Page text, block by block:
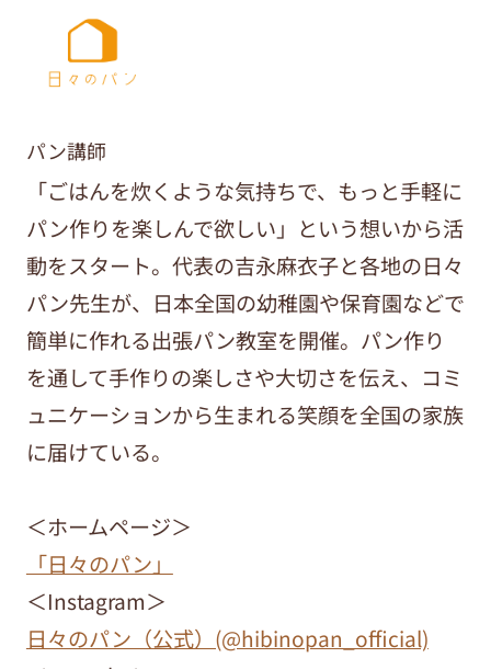
パン講師
「ごはんを炊くような気持ちで、もっと手軽に
パン作りを楽しんで欲しい」という想いから活
動をスタート。代表の吉永麻衣子と各地の日々
パン先生が、日本全国の幼稚園や保育園などで
簡単に作れる出張パン教室を開催。パン作り
を通して手作りの楽しさや大切さを伝え、コミ
ュニケーションから生まれる笑顔を全国の家族
に届けている。
＜ホームページ＞
「日々のパン」
＜Instagram＞
日々のパン（公式）(@hibinopan_official)